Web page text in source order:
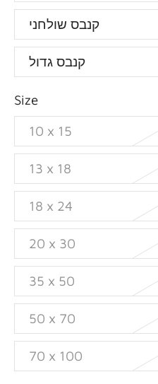
קנבס שולחני
קנבס גדול
Size
10 x 15
13 x 18
18 x 24
20 x 30
35 x 50
50 x 70
70 x 100